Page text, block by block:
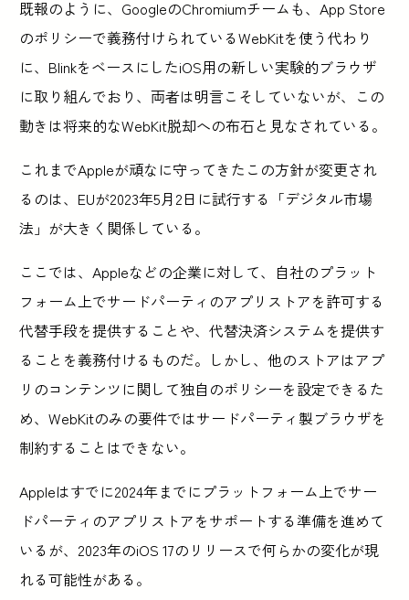
既報のように、GoogleのChromiumチームも、App Store
のポリシーで義務付けられているWebKitを使う代わり
に、BlinkをベースにしたiOS用の新しい実験的ブラウザ
に取り組んでおり、両者は明言こそしていないが、この
動きは将来的なWebKit脱却への布石と見なされている。
これまでAppleが頑なに守ってきたこの方針が変更され
るのは、EUが2023年5月2日に試行する「デジタル市場
法」が大きく関係している。
ここでは、Appleなどの企業に対して、自社のプラット
フォーム上でサードパーティのアプリストアを許可する
代替手段を提供することや、代替決済システムを提供す
ることを義務付けるものだ。しかし、他のストアはアプ
リのコンテンツに関して独自のポリシーを設定できるた
め、WebKitのみの要件ではサードパーティ製ブラウザを
制約することはできない。
Appleはすでに2024年までにプラットフォーム上でサー
ドパーティのアプリストアをサポートする準備を進めて
いるが、2023年のiOS 17のリリースで何らかの変化が現
れる可能性がある。